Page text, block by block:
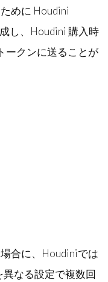
めに Houdini
し、Houdini 購入時
ークンに送ることが
合に、Houdiniでは
なる設定で複数回